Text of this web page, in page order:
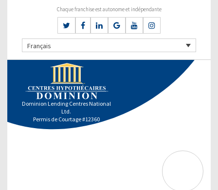
Chaque franchise est autonome et indépendante
Français
Dominion Lending Centres National
Ltd.
Permis de Courtage #12360